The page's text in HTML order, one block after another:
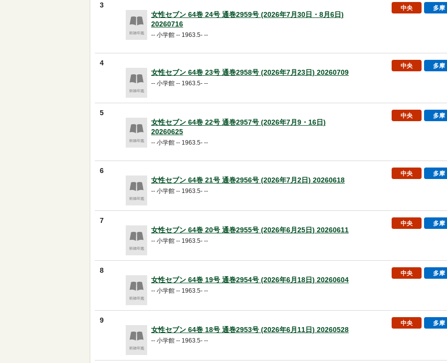
3
女性セブン 64巻 24号 通巻2959号 (2026年7月30日・8月6日)
20260716
-- 小学館 -- 1963.5- --
中央 多摩
4
女性セブン 64巻 23号 通巻2958号 (2026年7月23日) 20260709
-- 小学館 -- 1963.5- --
中央 多摩
5
女性セブン 64巻 22号 通巻2957号 (2026年7月9・16日)
20260625
-- 小学館 -- 1963.5- --
中央 多摩
6
女性セブン 64巻 21号 通巻2956号 (2026年7月2日) 20260618
-- 小学館 -- 1963.5- --
中央 多摩
7
女性セブン 64巻 20号 通巻2955号 (2026年6月25日) 20260611
-- 小学館 -- 1963.5- --
中央 多摩
8
女性セブン 64巻 19号 通巻2954号 (2026年6月18日) 20260604
-- 小学館 -- 1963.5- --
中央 多摩
9
女性セブン 64巻 18号 通巻2953号 (2026年6月11日) 20260528
-- 小学館 -- 1963.5- --
中央 多摩